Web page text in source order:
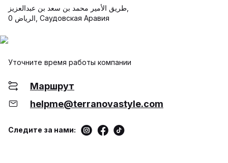
الرياض 0, Саудовская Аравия
Уточните время работы компании
Маршрут
helpme@terranovastyle.com
Следите за нами: